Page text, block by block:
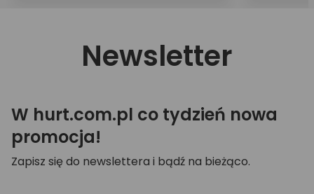
Newsletter
W hurt.com.pl co tydzień nowa
promocja!
Zapisz się do newslettera i bądź na bieżąco.